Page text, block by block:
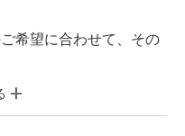
プリ」に保険証券
ションで保険診断サ
。 加入している保険
希望に合わせて、その
せてプランの調整を行